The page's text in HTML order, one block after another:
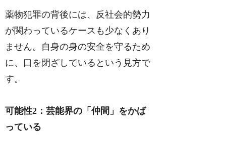
薬物犯罪の背後には、反社会的勢力
が関わっているケースも少なくあり
ません。自身の身の安全を守るため
に、口を閉ざしているという見方で
す。
可能性2：芸能界の「仲間」をかば
っている